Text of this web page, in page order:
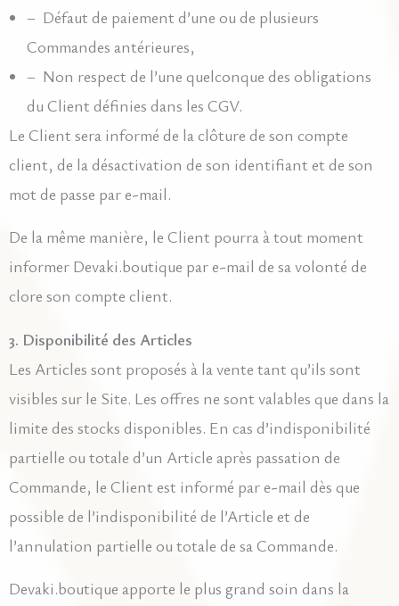
– Défaut de paiement d’une ou de plusieurs
Commandes antérieures,
– Non respect de l’une quelconque des obligations
du Client définies dans les CGV.
Le Client sera informé de la clôture de son compte
client, de la désactivation de son identifiant et de son
mot de passe par e-mail.
De la même manière, le Client pourra à tout moment
informer Devaki.boutique par e-mail de sa volonté de
clore son compte client.
3. Disponibilité des Articles
Les Articles sont proposés à la vente tant qu’ils sont
visibles sur le Site. Les offres ne sont valables que dans la
limite des stocks disponibles. En cas d’indisponibilité
partielle ou totale d’un Article après passation de
Commande, le Client est informé par e-mail dès que
possible de l’indisponibilité de l’Article et de
l’annulation partielle ou totale de sa Commande.
Devaki.boutique apporte le plus grand soin dans la